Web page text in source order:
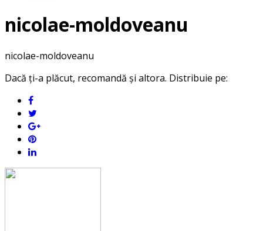
nicolae-moldoveanu
nicolae-moldoveanu
Dacă ți-a plăcut, recomandă și altora. Distribuie pe: